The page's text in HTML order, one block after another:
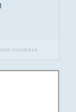
mutatása